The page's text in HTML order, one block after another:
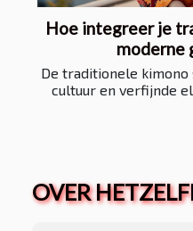
Hoe integreer je
moderne
De traditionele
cultuur en verfijnde
OVER